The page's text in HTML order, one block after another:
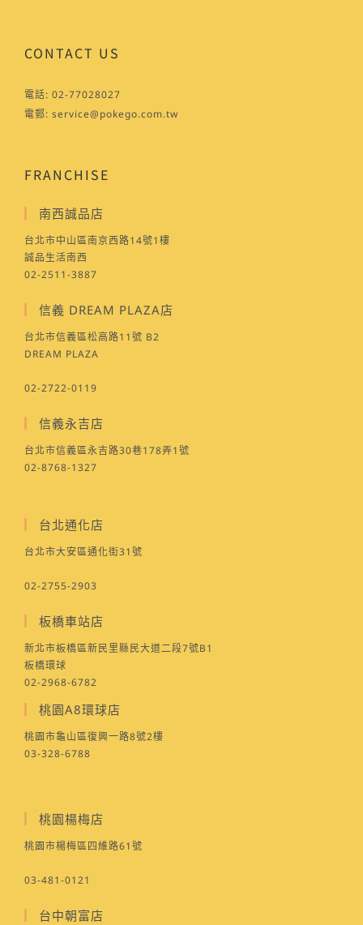
CONTACT US
電話: 02-77028027
電郵: service@pokego.com.tw
FRANCHISE
南西誠品店
台北市中山區南京西路14號1樓
誠品生活南西
02-2511-3887
信義 DREAM PLAZA店
台北市信義區松高路11號 B2
DREAM PLAZA
02-2722-0119
信義永吉店
台北市信義區永吉路30巷178弄1號
02-8768-1327
台北通化店
台北市大安區通化街31號
02-2755-2903
板橋車站店
新北市板橋區新民里縣民大道二段7號B1
板橋環球
02-2968-6782
桃園A8環球店
桃園市龜山區復興一路8號2樓
03-328-6788
桃園楊梅店
桃園市楊梅區四維路61號
03-481-0121
台中朝富店